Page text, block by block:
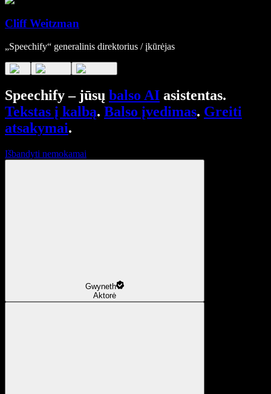
Cliff Weitzman
„Speechify“ generalinis direktorius / įkūrėjas
Speechify – jūsų balso AI asistentas.
Tekstas į kalbą. Balso įvedimas. Greiti
atsakymai.
Išbandyti nemokamai
Gwyneth
Aktorė